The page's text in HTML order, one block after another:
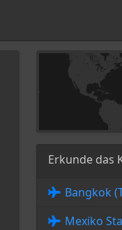
Erkunde das
Bangkok
Mexiko